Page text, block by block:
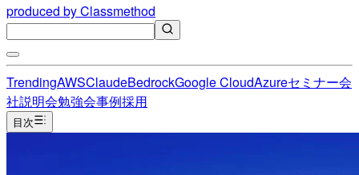
produced by Classmethod
TrendingAWSClaudeBedrockGoogle CloudAzureセミナー会
社説明会勉強会事例採用
目次